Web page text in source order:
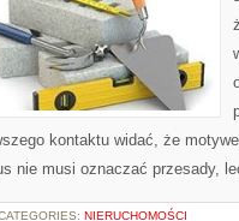
kontaktu widać, że
nie musi oznaczać przesady,
NIERUCHOMOŚCI